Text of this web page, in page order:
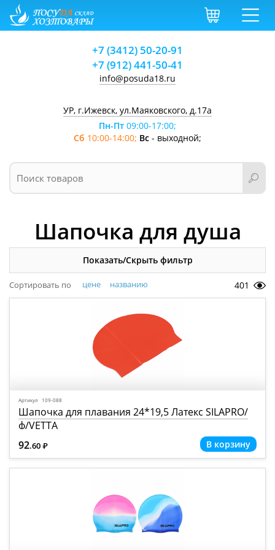
+7 (3412) 50-20-91
+7 (912) 441-50-41
info@posuda18.ru
УР, г.Ижевск, ул.Маяковского, д.17а
Пн-Пт 09:00-17:00;
Сб 10:00-14:00; Вс - выходной;
Шапочка для душа
Показать/Скрыть фильтр
Сортировать по цене названию 401
Артикул 109-088
Шапочка для плавания 24*19,5 Латекс SILAPRO/
ф/VETTA
92.60 Р
=